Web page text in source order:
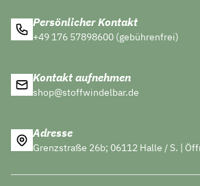
Persönlicher Kontakt
+49 176 57898600 (gebührenfrei)
Kontakt aufnehmen
shop@stoffwindelbar.de
Adresse
Grenzstraße 26b; 06112 Halle / S. |